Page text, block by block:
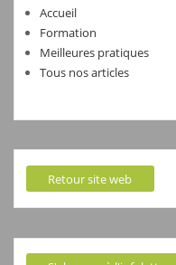
Accueil
Formation
Meilleures pratiques
Tous nos articles
Retour site web